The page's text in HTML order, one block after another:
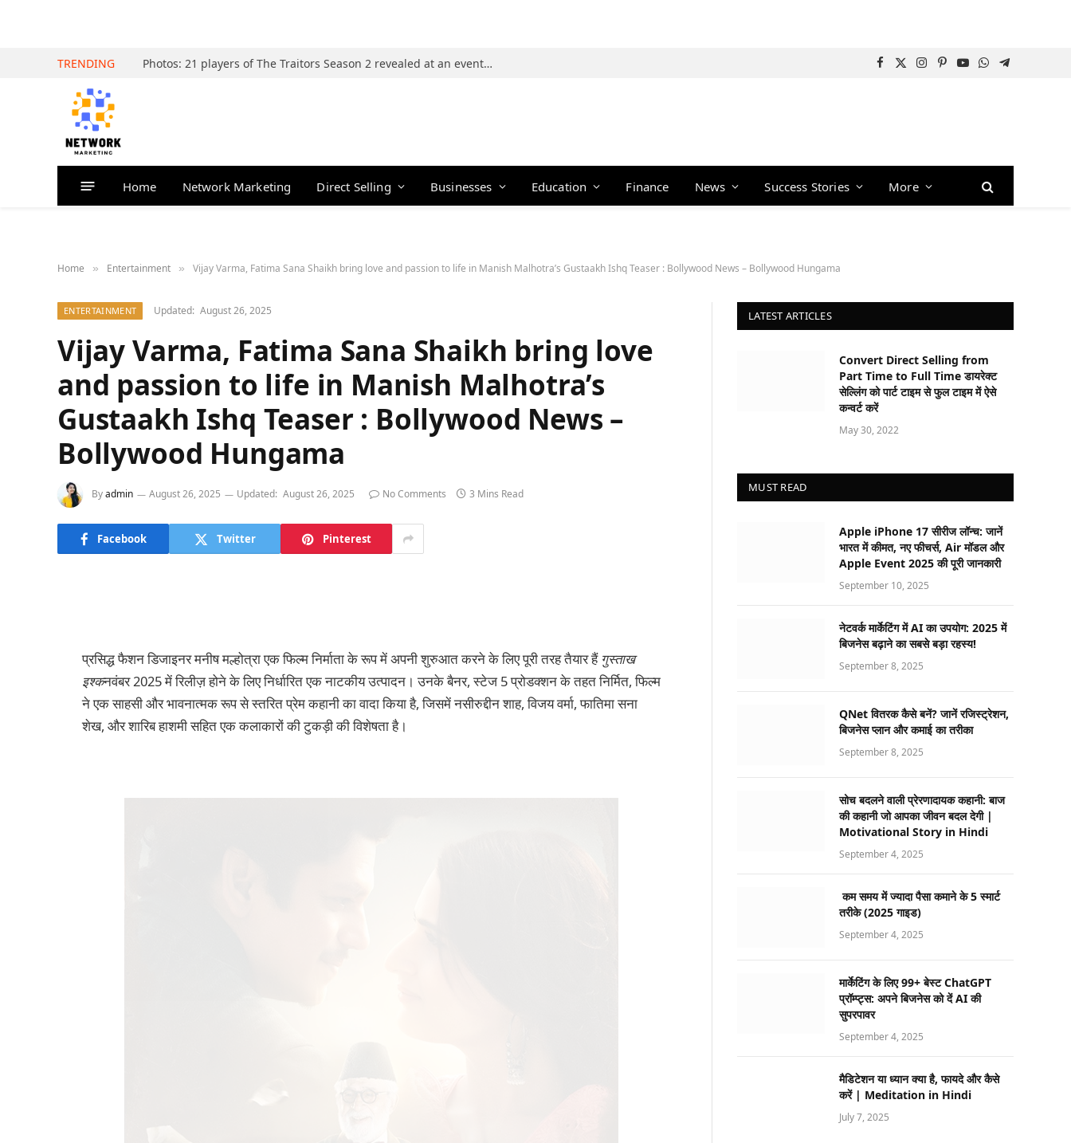
TRENDING Photos: 21 players of The Traitors Season 2 revealed at an event in Mumbai Facebook
X
Instagram
Pinterest
YouTube
WhatsApp
Telegram
Home Network Marketing Direct Selling Businesses Education Finance News Success Stories More
Home » Entertainment » Vijay Varma, Fatima Sana Shaikh bring love and passion to life in Manish Malhotra’s Gustaakh Ishq Teaser : Bollywood News – Bollywood Hungama
ENTERTAINMENT Updated: August 26, 2025
Vijay Varma, Fatima Sana Shaikh bring love
and passion to life in Manish Malhotra’s
Gustaakh Ishq Teaser : Bollywood News –
Bollywood Hungama
Byadmin August 26, 2025 Updated: August 26, 2025 No Comments 3 Mins Read
Facebook Twitter Pinterest
प्रसिद्ध फैशन डिजाइनर मनीष मल्होत्रा ​​एक फिल्म निर्माता के रूप में अपनी शुरुआत करने के लिए पूरी तरह तैयार हैं गुस्ताख
इश्कनवंबर 2025 में रिलीज़ होने के लिए निर्धारित एक नाटकीय उत्पादन। उनके बैनर, स्टेज 5 प्रोडक्शन के तहत निर्मित, फिल्म
ने एक साहसी और भावनात्मक रूप से स्तरित प्रेम कहानी का वादा किया है, जिसमें नसीरुद्दीन शाह, विजय वर्मा, फातिमा सना
शेख, और शारिब हाशमी सहित एक कलाकारों की टुकड़ी की विशेषता है।
LATEST ARTICLES
Convert Direct Selling from
Part Time to Full Time डायरेक्ट
सेल्लिंग को पार्ट टाइम से फुल टाइम में ऐसे
कन्वर्ट करें
May 30, 2022
MUST READ
Apple iPhone 17 सीरीज लॉन्च: जानें
भारत में कीमत, नए फीचर्स, Air मॉडल और
Apple Event 2025 की पूरी जानकारी
September 10, 2025
नेटवर्क मार्केटिंग में AI का उपयोग: 2025 में
बिजनेस बढ़ाने का सबसे बड़ा रहस्य!
September 8, 2025
QNet वितरक कैसे बनें? जानें रजिस्ट्रेशन,
बिजनेस प्लान और कमाई का तरीका
September 8, 2025
सोच बदलने वाली प्रेरणादायक कहानी: बाज
की कहानी जो आपका जीवन बदल देगी |
Motivational Story in Hindi
September 4, 2025
कम समय में ज्यादा पैसा कमाने के 5 स्मार्ट
तरीके (2025 गाइड)
September 4, 2025
मार्केटिंग के लिए 99+ बेस्ट ChatGPT
प्रॉम्प्ट्स: अपने बिजनेस को दें AI की
सुपरपावर
September 4, 2025
मैडिटेशन या ध्यान क्या है, फायदे और कैसे
करें | Meditation in Hindi
July 7, 2025